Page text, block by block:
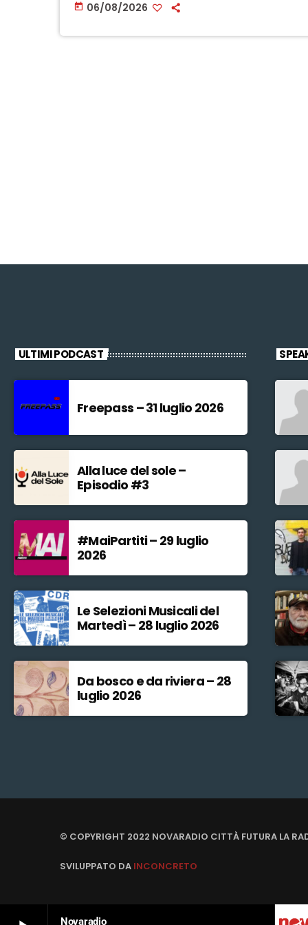
Novaradio
today 06/08/2026
ULTIMI PODCAST
Freepass – 31 luglio 2026
Alla luce del sole –
Episodio #3
#MaiPartiti – 29 luglio
2026
Le Selezioni Musicali del
Martedì – 28 luglio 2026
Da bosco e da riviera – 28
luglio 2026
© COPYRIGHT 2022 NOVARADIO CITTÀ FUTURA LA
SVILUPPATO DA INCONCRETO